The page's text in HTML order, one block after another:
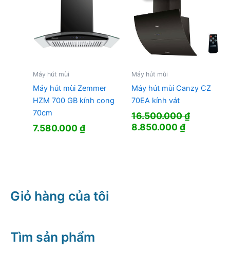
Máy hút mùi
Máy hút mùi Zemmer
HZM 700 GB kính cong
70cm
7.580.000₫
Máy hút mùi
Máy hút mùi Canzy CZ
70EA kính vát
16.500.000₫
Giá
8.850.000₫Giá
Giỏ hàng của tôi
Tìm sản phẩm